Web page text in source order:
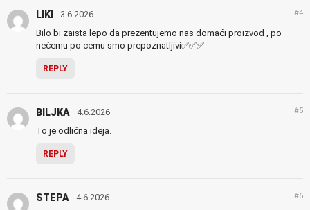
LIKI 3.6.2026 #4
Bilo bi zaista lepo da prezentujemo nas domaći proizvod , po
nečemu po cemu smo prepoznatljivi✅✅✅
REPLY
BILJKA 4.6.2026 #5
To je odlična ideja.
REPLY
STEPA 4.6.2026 #6